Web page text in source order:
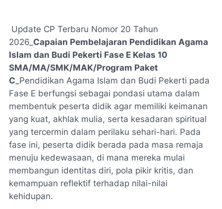
Update CP Terbaru Nomor 20 Tahun
2026_ Capaian Pembelajaran Pendidikan Agama
Islam dan Budi Pekerti Fase E Kelas 10
SMA/MA/SMK/MAK/Program Paket
C _Pendidikan Agama Islam dan Budi Pekerti pada
Fase E berfungsi sebagai pondasi utama dalam
membentuk peserta didik agar memiliki keimanan
yang kuat, akhlak mulia, serta kesadaran spiritual
yang tercermin dalam perilaku sehari-hari. Pada
fase ini, peserta didik berada pada masa remaja
menuju kedewasaan, di mana mereka mulai
membangun identitas diri, pola pikir kritis, dan
kemampuan reflektif terhadap nilai-nilai
kehidupan.